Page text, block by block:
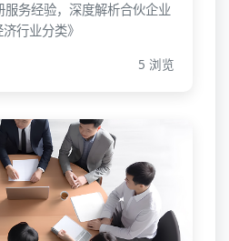
务经验，深度解析合伙企业
行业分类》
5 浏览